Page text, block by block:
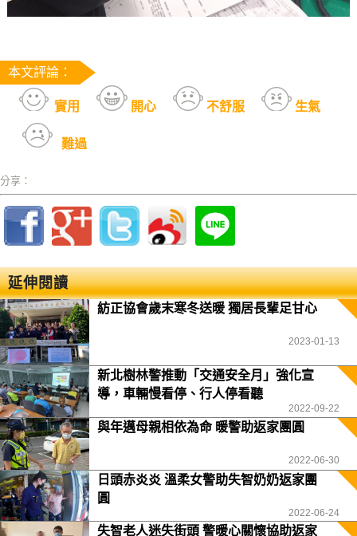
本文評論：
實用 開心 不舒服 生氣
難過
分享：
延伸閱讀
紡正協會歲末寒冬送暖 獨居長輩足甘心
2023-01-13
新北樹林警推動「交通安全月」強化宣
導，車輛慢看停、行人停看聽
2022-09-22
與年邁母親相依為命 暖警助返家團圓
2022-06-30
日頭赤炎炎 溫柔女警助失智奶奶返家團
圓
2022-06-24
失智老人迷失街頭 警暖心關懷協助返家